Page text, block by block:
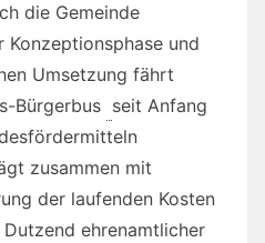
die Gemeinde
und
Umsetzung fährt
Bürgerbus seit Anfang
zusammen mit
der laufenden Kosten
ehrenamtlicher